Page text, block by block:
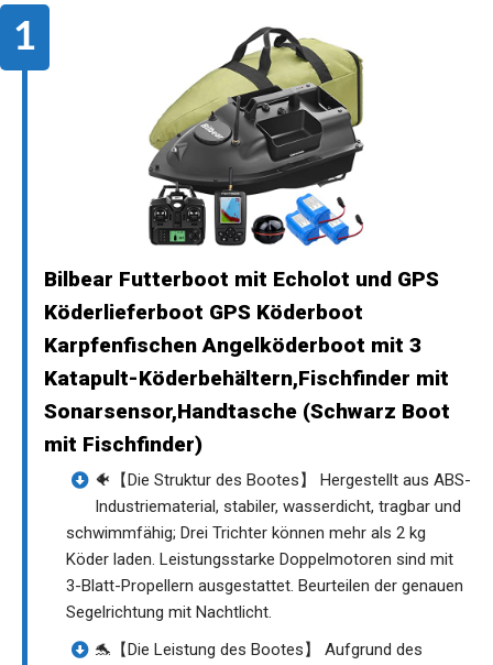
Bilbear Futterboot mit Echolot und GPS
Köderlieferboot GPS Köderboot
Karpfenfischen Angelköderboot mit 3
Katapult-Köderbehältern,Fischfinder mit
Sonarsensor,Handtasche (Schwarz Boot
mit Fischfinder)
🐠【Die Struktur des Bootes】 Hergestellt aus ABS-
Industriematerial, stabiler, wasserdicht, tragbar und
schwimmfähig; Drei Trichter können mehr als 2 kg
Köder laden. Leistungsstarke Doppelmotoren sind mit
3-Blatt-Propellern ausgestattet. Beurteilen der genauen
Segelrichtung mit Nachtlicht.
🐬【Die Leistung des Bootes】 Aufgrund des